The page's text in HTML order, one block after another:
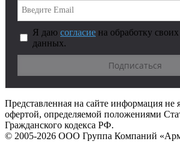
Я даю согласие на обработку
данных.
Представленная на сайте информация не
офертой, определяемой положениями
Гражданского кодекса РФ.
© 2005-2026 ООО Группа Компаний